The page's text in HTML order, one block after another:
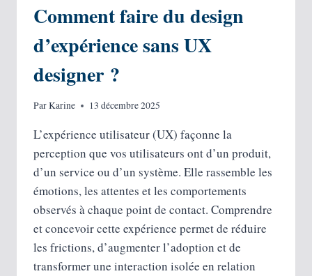
Comment faire du design
d’expérience sans UX
designer ?
ParKarine 13 décembre 2025
L’expérience utilisateur (UX) façonne la
perception que vos utilisateurs ont d’un produit,
d’un service ou d’un système. Elle rassemble les
émotions, les attentes et les comportements
observés à chaque point de contact. Comprendre
et concevoir cette expérience permet de réduire
les frictions, d’augmenter l’adoption et de
transformer une interaction isolée en relation